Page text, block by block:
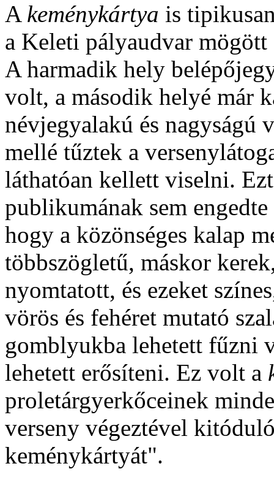
A keménykártya is
a Keleti pályaudvar mögött
A harmadik hely
volt, a második helyé már
névjegyalakú és nagyságú
mellé tűztek a
láthatóan kellett viselni.
publikumának sem
hogy a közönséges kalap
többszögletű, máskor
nyomtatott, és ezeket
vörös és fehéret mutató
gomblyukba lehetett fűzni
lehetett erősíteni. Ez volt a
proletárgyerkőceinek
verseny végeztével
keménykártyát".